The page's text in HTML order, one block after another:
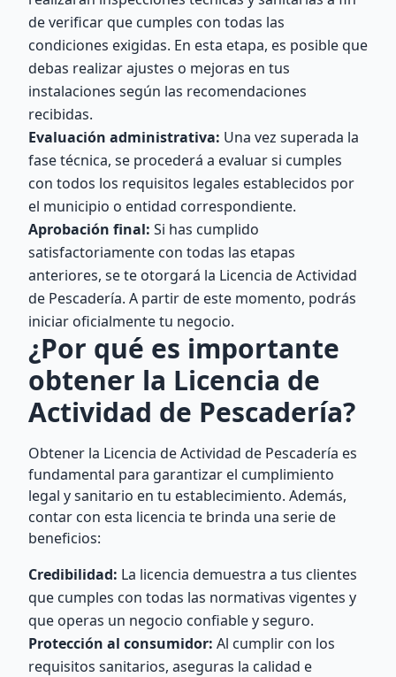
de verificar que cumples con todas las
condiciones exigidas. En esta etapa, es posible que
debas realizar ajustes o mejoras en tus
instalaciones según las recomendaciones
recibidas.
Evaluación administrativa: Una vez superada la
fase técnica, se procederá a evaluar si cumples
con todos los requisitos legales establecidos por
el municipio o entidad correspondiente.
Aprobación final: Si has cumplido
satisfactoriamente con todas las etapas
anteriores, se te otorgará la Licencia de Actividad
de Pescadería. A partir de este momento, podrás
iniciar oficialmente tu negocio.
¿Por qué es importante
obtener la Licencia de
Actividad de Pescadería?
Obtener la Licencia de Actividad de Pescadería es
fundamental para garantizar el cumplimiento
legal y sanitario en tu establecimiento. Además,
contar con esta licencia te brinda una serie de
beneficios:
Credibilidad: La licencia demuestra a tus clientes
que cumples con todas las normativas vigentes y
que operas un negocio confiable y seguro.
Protección al consumidor: Al cumplir con los
requisitos sanitarios, aseguras la calidad e